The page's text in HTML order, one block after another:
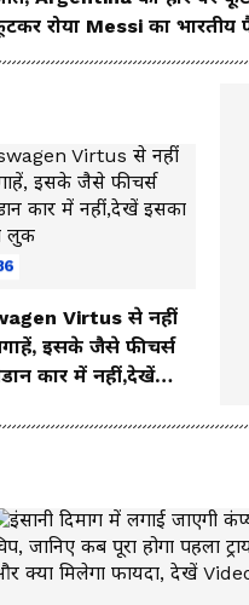
रोया Messi का भारतीय
Virtus से नहीं
इसके जैसे फीचर्स
कार में नहीं,देखें